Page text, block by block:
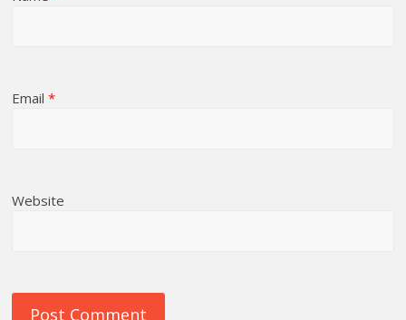
Email*
Website